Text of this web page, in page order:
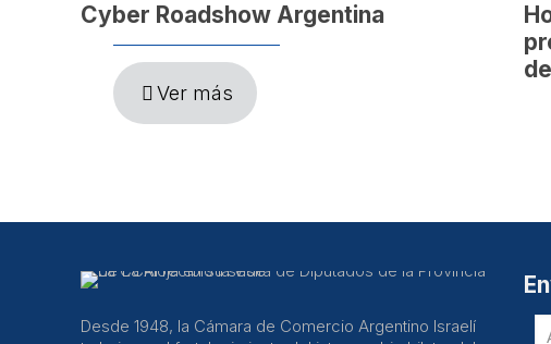
Cyber Roadshow Argentina
Ver más
Desde 1948, la Cámara de Comercio Argentino Israelí